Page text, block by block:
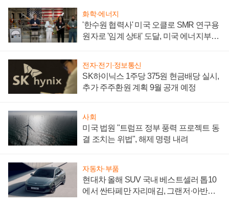
화학·에너지
'한수원 협력사' 미국 오클로 SMR 연구용
원자로 '임계 상태' 도달, 미국 에너지부
전자·전기·정보통신
SK하이닉스 1주당 375원 현금배당 실시,
추가 주주환원 계획 9월 공개 예정
사회
미국 법원 "트럼프 정부 풍력 프로젝트 동
결 조치는 위법", 해제 명령 내려
자동차·부품
현대차 올해 SUV 국내 베스트셀러 톱10
에서 싼타페만 자리매김, 그랜저·아반떼